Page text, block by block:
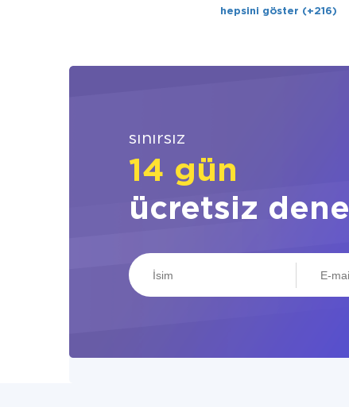
hepsini göster (+216)
sınırsız
14 gün
ücretsiz